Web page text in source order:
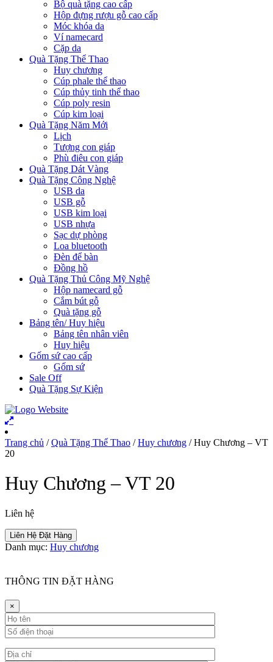
Bộ quà tặng cao cấp
Hộp đựng rượu gỗ cao cấp
Móc khóa da
Ví namecard
Cặp da
Quà Tặng Thể Thao
Huy chương
Cúp phale thể thao
Cúp thủy tinh thể thao
Cúp poly resin
Cúp kim loại
Quà Tặng Năm Mới
Lịch
Tượng con giáp
Phù điêu con giáp
Quà Tặng Dát Vàng
Quà Tặng Công Nghệ
USB da
USB gỗ
USB kim loại
USB nhựa
Sạc dự phòng
Loa bluetooth
Đèn để bàn
Đồng hồ
Quà Tặng Thủ Công Mỹ Nghệ
Hộp namecard gỗ
Cắm bút gỗ
Quà tặng gỗ
Bảng tên/ Huy hiệu
Bảng tên nhân viên
Huy hiệu
Gốm sứ cao cấp
Gốm sứ
Sale Off
Quà Tặng Sự Kiện
Trang chủ /Quà Tặng Thể Thao /Huy chương / Huy Chương – VT
20
Huy Chương – VT 20
Liên hệ
Liên Hệ Đặt Hàng
Danh mục: Huy chương
THÔNG TIN ĐẶT HÀNG
×